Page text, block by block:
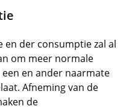
der consumptie zal al
om meer normale
en ander naarmate
Afneming van de
de